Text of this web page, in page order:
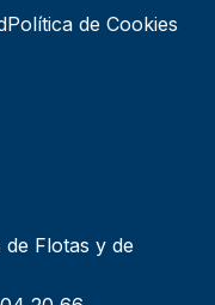
Política de Cookies
de Flotas y de